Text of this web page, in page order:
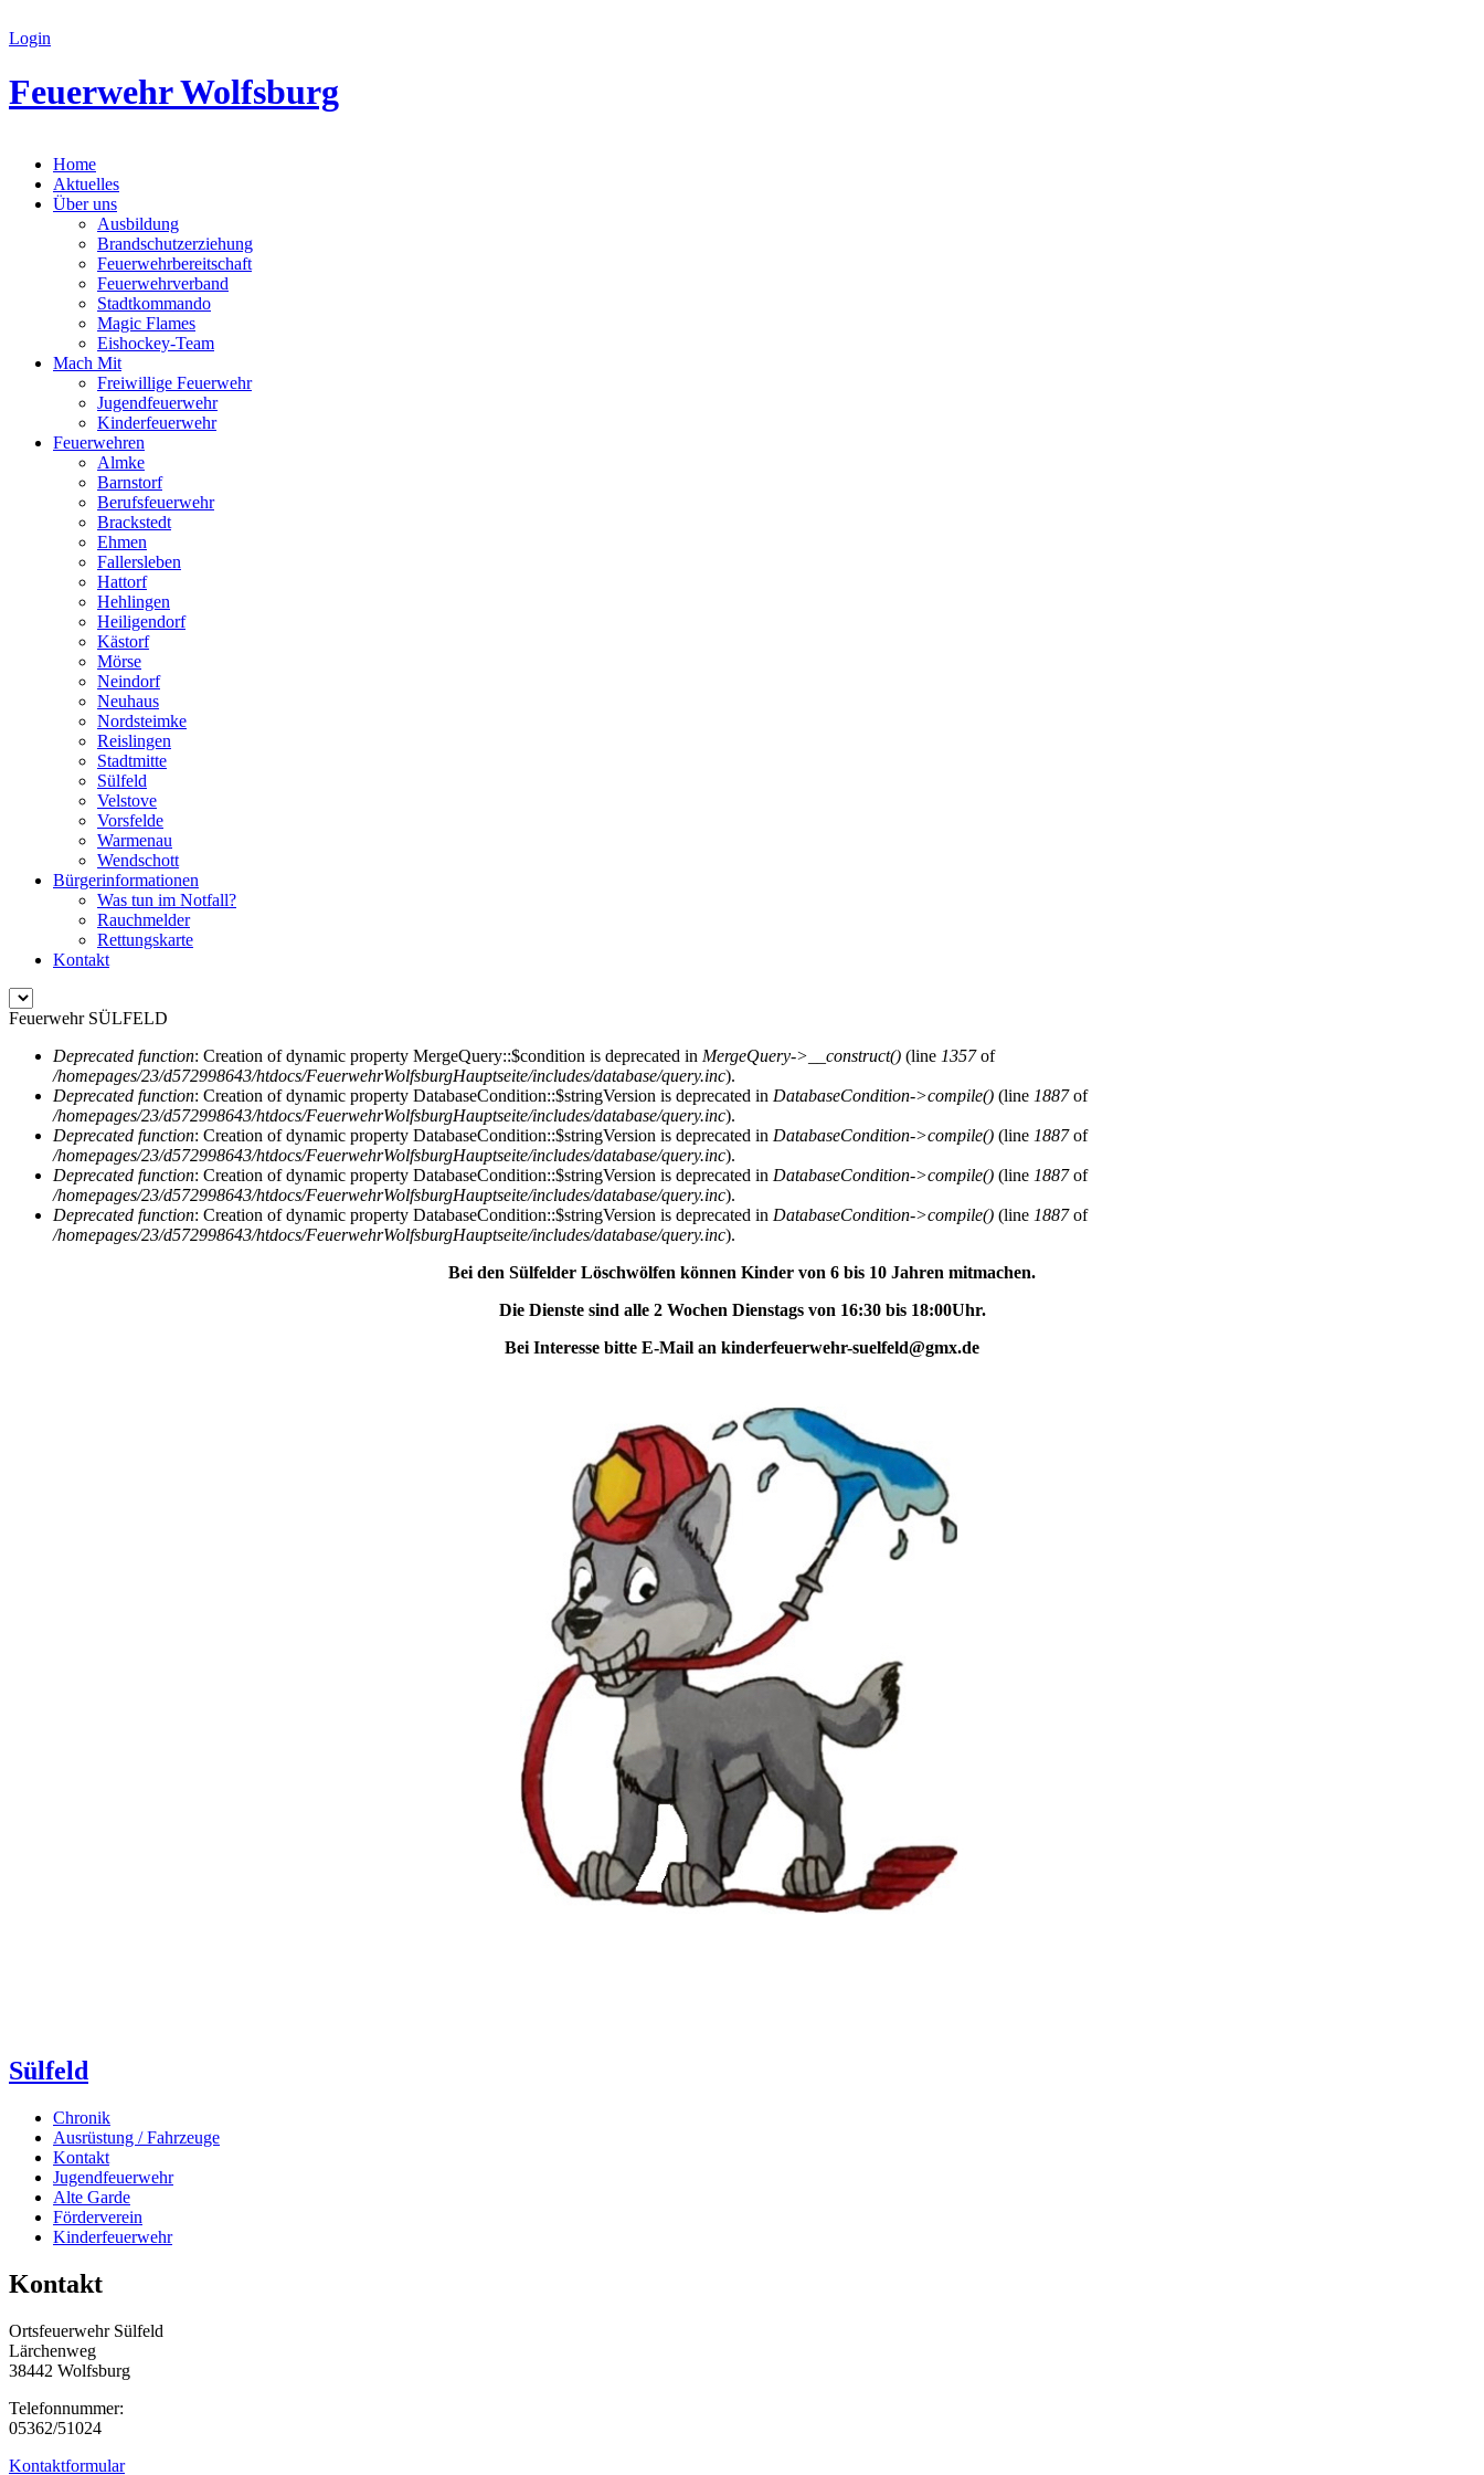
Login
Feuerwehr Wolfsburg
Home
Aktuelles
Über uns
Ausbildung
Brandschutzerziehung
Feuerwehrbereitschaft
Feuerwehrverband
Stadtkommando
Magic Flames
Eishockey-Team
Mach Mit
Freiwillige Feuerwehr
Jugendfeuerwehr
Kinderfeuerwehr
Feuerwehren
Almke
Barnstorf
Berufsfeuerwehr
Brackstedt
Ehmen
Fallersleben
Hattorf
Hehlingen
Heiligendorf
Kästorf
Mörse
Neindorf
Neuhaus
Nordsteimke
Reislingen
Stadtmitte
Sülfeld
Velstove
Vorsfelde
Warmenau
Wendschott
Bürgerinformationen
Was tun im Notfall?
Rauchmelder
Rettungskarte
Kontakt
Feuerwehr SÜLFELD
Fehlermeldung
Deprecated function: Creation of dynamic property MergeQuery::$condition is deprecated in MergeQuery->__construct() (line 1357of
/homepages/23/d572998643/htdocs/FeuerwehrWolfsburgHauptseite/includes/database/query.inc).
Deprecated function: Creation of dynamic property DatabaseCondition::$stringVersion is deprecated in DatabaseCondition->compile() (line 1887of
/homepages/23/d572998643/htdocs/FeuerwehrWolfsburgHauptseite/includes/database/query.inc).
Deprecated function: Creation of dynamic property DatabaseCondition::$stringVersion is deprecated in DatabaseCondition->compile() (line 1887of
/homepages/23/d572998643/htdocs/FeuerwehrWolfsburgHauptseite/includes/database/query.inc).
Deprecated function: Creation of dynamic property DatabaseCondition::$stringVersion is deprecated in DatabaseCondition->compile() (line 1887of
/homepages/23/d572998643/htdocs/FeuerwehrWolfsburgHauptseite/includes/database/query.inc).
Deprecated function: Creation of dynamic property DatabaseCondition::$stringVersion is deprecated in DatabaseCondition->compile() (line 1887of
/homepages/23/d572998643/htdocs/FeuerwehrWolfsburgHauptseite/includes/database/query.inc).
Bei den Sülfelder Löschwölfen können Kinder von 6 bis 10 Jahren mitmachen.
Die Dienste sind alle 2 Wochen Dienstags von 16:30 bis 18:00Uhr.
Bei Interesse bitte E-Mail an kinderfeuerwehr-suelfeld@gmx.de
Sülfeld
Chronik
Ausrüstung / Fahrzeuge
Kontakt
Jugendfeuerwehr
Alte Garde
Förderverein
Kinderfeuerwehr
Kontakt
Ortsfeuerwehr Sülfeld
Lärchenweg
38442 Wolfsburg
Telefonnummer:
05362/51024
Kontaktformular